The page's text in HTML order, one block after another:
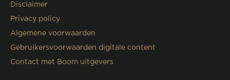
Disclaimer
Privacy policy
Algemene voorwaarden
Gebruikersvoorwaarden digitale content
Contact met Boom uitgevers